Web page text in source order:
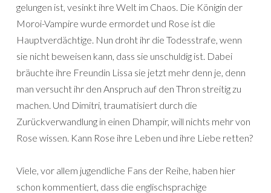
gelungen ist, vesinkt ihre Welt im Chaos. Die Königin der
Moroi-Vampire wurde ermordet und Rose ist die
Hauptverdächtige. Nun droht ihr die Todesstrafe, wenn
sie nicht beweisen kann, dass sie unschuldig ist. Dabei
bräuchte ihre Freundin Lissa sie jetzt mehr denn je, denn
man versucht ihr den Anspruch auf den Thron streitig zu
machen. Und Dimitri, traumatisiert durch die
Zurückverwandlung in einen Dhampir, will nichts mehr von
Rose wissen. Kann Rose ihre Leben und ihre Liebe retten?
Viele, vor allem jugendliche Fans der Reihe, haben hier
schon kommentiert, dass die englischsprachige